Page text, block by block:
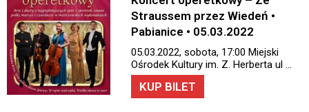
Straussem przez Wiedeń •
Pabianice • 05.03.2022
05.03.2022, sobota, 17:00 Miejski
Ośrodek Kultury im. Z. Herberta ul …
KUP BILET